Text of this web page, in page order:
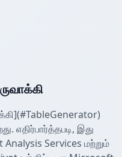
எதிர்பார்த்தபடி, இது
Services மற்றும்